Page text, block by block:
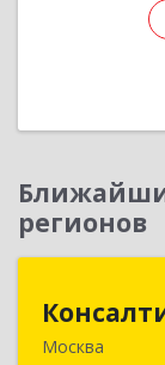
регионов
Москва
117218,